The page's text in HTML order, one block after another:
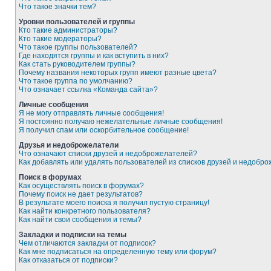
Что такое значки тем?
Уровни пользователей и группы
Кто такие администраторы?
Кто такие модераторы?
Что такое группы пользователей?
Где находятся группы и как вступить в них?
Как стать руководителем группы?
Почему названия некоторых групп имеют разные цвета?
Что такое группа по умолчанию?
Что означает ссылка «Команда сайта»?
Личные сообщения
Я не могу отправлять личные сообщения!
Я постоянно получаю нежелательные личные сообщения!
Я получил спам или оскорбительное сообщение!
Друзья и недоброжелатели
Что означают списки друзей и недоброжелателей?
Как добавлять или удалять пользователей из списков друзей и
Поиск в форумах
Как осуществлять поиск в форумах?
Почему поиск не дает результатов?
В результате моего поиска я получил пустую страницу!
Как найти конкретного пользователя?
Как найти свои сообщения и темы?
Закладки и подписки на темы
Чем отличаются закладки от подписок?
Как мне подписаться на определенную тему или форум?
Как отказаться от подписки?